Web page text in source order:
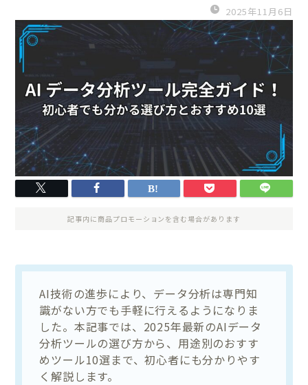
2025年11月6日
記事内に商品プロモーションを含む場合があります
AI技術の進歩により、データ分析は専門知
識がない方でも手軽に行えるようになりま
した。本記事では、2025年最新のAIデータ
分析ツールの選び方から、用途別のおすす
めツール10選まで、初心者にも分かりやす
く解説します。